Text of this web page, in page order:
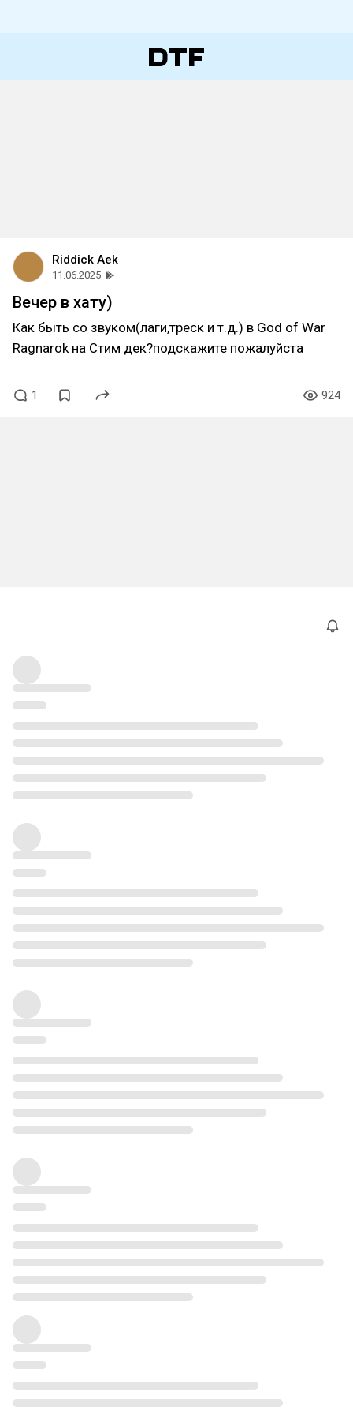
Riddick Aek
11.06.2025
Вечер в хату)
Как быть со звуком(лаги,треск и т.д.) в God of War
Ragnarok на Стим дек?подскажите пожалуйста
1 924